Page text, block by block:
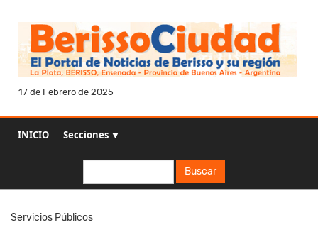
17 de Febrero de 2025
INICIO Secciones ▼
Buscar
Servicios Públicos